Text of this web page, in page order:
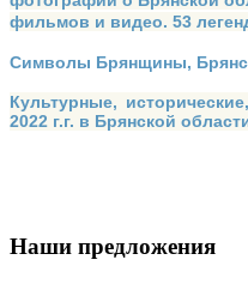
фильмов и видео. 53
Символы Брянщины,
Культурные,
2022 г.г. в Брянской
Наши предложения